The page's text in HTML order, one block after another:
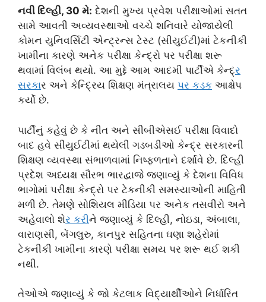
નવી દિલ્હી, 30 મે: દેશની મુખ્ય પ્રવેશ પરીક્ષાઓમાં સતત
સામે આવતી અવ્યવસ્થાઓ વચ્ચે શનિવારે યોજાયેલી
કોમન યુનિવર્સિટી એન્ટ્રન્સ ટેસ્ટ (સીયુઈટી)માં ટેકનીકી
ખામીના કારણે અનેક પરીક્ષા કેન્દ્રો પર પરીક્ષા શરૂ
થવામાં વિલંબ થયો. આ મુદ્દે આમ આદમી પાર્ટીએ કેન્દ્ર
સરકાર અને કેન્દ્રિય શિક્ષણ મંત્રાલય પર કડક આક્ષેપ
કર્યો છે.
પાર્ટીનું કહેવું છે કે નીત અને સીબીએસઈ પરીક્ષા વિવાદો
બાદ હવે સીયુઈટીમાં થયેલી ગડબડીઓ કેન્દ્ર સરકારની
શિક્ષણ વ્યવસ્થા સંભાળવામાં નિષ્ફળતાને દર્શાવે છે. દિલ્હી
પ્રદેશ અધ્યક્ષ સૌરભ ભારદ્વાજે જણાવ્યું કે દેશના વિવિધ
ભાગોમાં પરીક્ષા કેન્દ્રો પર ટેકનીકી સમસ્યાઓની માહિતી
મળી છે. તેમણે સોશિયલ મીડિયા પર અનેક તસવીરો અને
અહેવાલો શેર કરીને જણાવ્યું કે દિલ્હી, નોઇડા, અંબાલા,
વારાણસી, બેંગલુરુ, કાનપુર સહિતના ઘણા શહેરોમાં
ટેકનીકી ખામીના કારણે પરીક્ષા સમય પર શરૂ થઈ શકી
નથી.
તેઓએ જણાવ્યું કે જો કેટલાક વિદ્યાર્થીઓને નિર્ધારિત